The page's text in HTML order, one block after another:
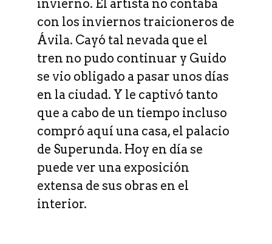
invierno. El artista no contaba
con los inviernos traicioneros de
Ávila. Cayó tal nevada que el
tren no pudo continuar y Guido
se vio obligado a pasar unos días
en la ciudad. Y le captivó tanto
que a cabo de un tiempo incluso
compró aquí una casa, el palacio
de Superunda. Hoy en día se
puede ver una exposición
extensa de sus obras en el
interior.